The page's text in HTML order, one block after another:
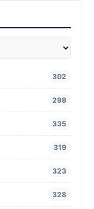
302
298
335
319
323
328